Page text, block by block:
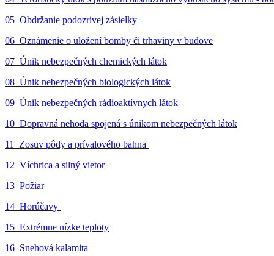
05_Obdržanie podozrivej zásielky
06_Oznámenie o uložení bomby či trhaviny v budove
07_Únik nebezpečných chemických látok
08_Únik nebezpečných biologických látok
09_Únik nebezpečných rádioaktívnych látok
10_Dopravná nehoda spojená s únikom nebezpečných látok
11_Zosuv pôdy a prívalového bahna
12_Víchrica a silný vietor
13_Požiar
14_Horúčavy
15_Extrémne nízke teploty
16_Snehová kalamita